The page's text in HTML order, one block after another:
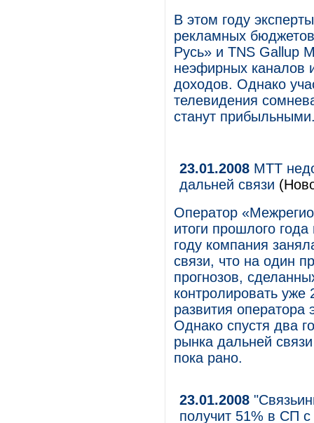
В этом году
рекламных
Русь» и TNS Gallup
неэфирных каналов
доходов. Однако
телевидения
станут
23.01.2008 МТТ
дальней связи
Оператор
итоги прошлого
году компания
связи, что на один
прогнозов,
контролировать уже
развития оператора
Однако спустя два
рынка дальней
пока рано.
23.01.2008
получит 51% в СП